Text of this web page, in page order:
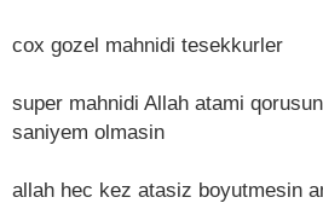
cox gozel mahnidi tesekkurler
super mahnidi Allah atami
saniyem olmasin
allah hec kez atasiz boyutmesin